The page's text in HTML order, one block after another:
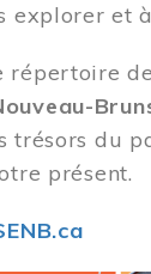
explorer et
répertoire
trésors du
présent.